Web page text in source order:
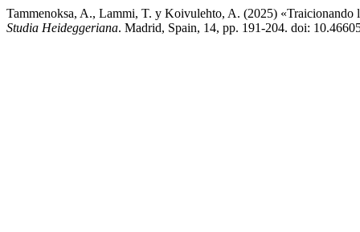
Tammenoksa, A., Lammi, T. y Koivulehto, A. (2025) «Traicionando
Studia Heideggeriana. Madrid, Spain, 14, pp. 191-204. doi: